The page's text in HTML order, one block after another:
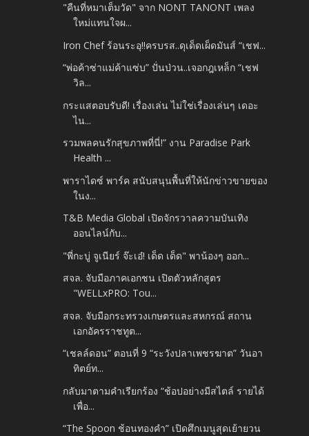
"คืนที่หมาเต็มวัด" จาก NONT TANONT เพลง
ใหม่แทนใจผ...
Iron Chef ร้อนระอุ!!ครบรส..ดุเด็ดเผ็ดมันส์ “เชฟ...
“พ่อค้าซ่าแม่ค้าแซ่บ” ปั่นป่วน..เจอกฎเหล็ก “เชฟ
วิล...
กระแสตอบรับดี! เรื่องเล่น ไม่ใช่เรื่องเล่นๆ เดอะ
ไน...
รวมพลคนรักสุขภาพที่นี่!” งาน Paradise Park
Health ...
พาราไดซ์ พาร์ค สนับสนุนพื้นที่ให้นักข่าวขายของ
ในง...
T&B Media Global เปิดจักรวาลความบันเทิง
ออนไลน์กับ...
"พี่กะบู่ จูเนียร์ จ๊ะเอ๋! เด็ด เด็ด" พาน้องๆ ออก...
สจล. จับมือภาคเอกชน เปิดตัวหลักสูตร
"WELLxPRO: Tou...
สจล. จับมือกระทรวงเกษตรและสหกรณ์ สถาน
เอกอัครราชทูต...
“เชลล์ดอน” ตอนที่ 9 “ระวังปลาเพชรฆาต” วันอา
ทิตย์ท...
กลับมาตามคำเรียกร้อง “ช้อปอย่างมีสไตล์ รายได้
เพื่อ...
“The Spoon ช้อนทองคำ” เปิดศึกเมนูสุดเย้ายวน